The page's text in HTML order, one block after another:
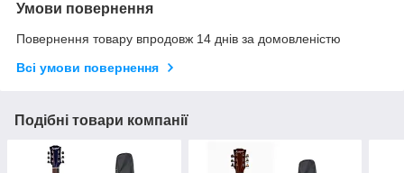
Умови повернення
Повернення товару впродовж 14 днів за домовленістю
Всі умови повернення
Подібні товари компанії